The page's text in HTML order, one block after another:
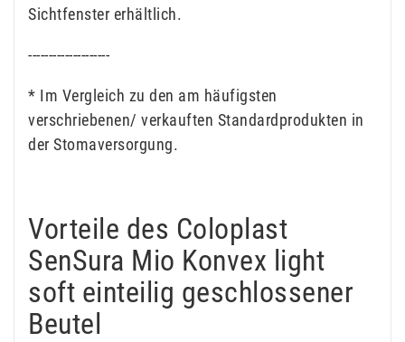
Sichtfenster erhältlich.
--------------------
* Im Vergleich zu den am häufigsten
verschriebenen/ verkauften Standardprodukten in
der Stomaversorgung.
Vorteile des Coloplast
SenSura Mio Konvex light
soft einteilig geschlossener
Beutel